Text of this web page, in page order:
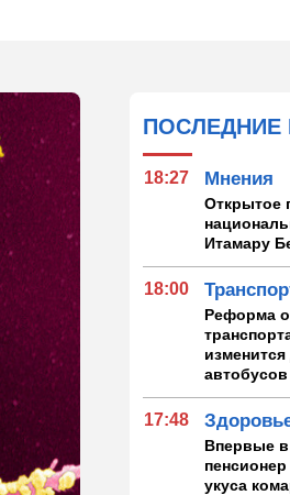
ПОСЛЕДНИЕ
18:27 Мнения
Открытое
Итамару
18:00
Реформа
17:48
Впервые в
пенсионер
укуса